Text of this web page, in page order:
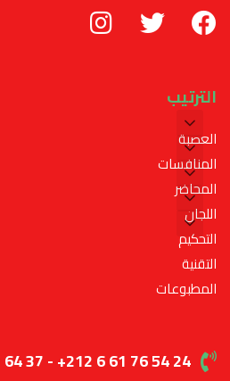
الترتيب
العصبة
المنافسات
المحاضر
اللجان
التحكيم
التقنية
المطبوعات
37 - +212 6 61 76 54 24